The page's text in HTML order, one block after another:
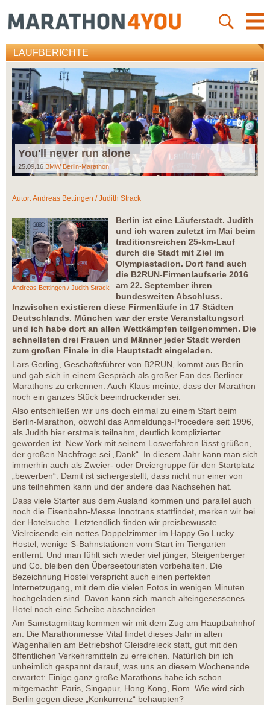
LAUFBERICHTE
You'll never run alone
25.09.16 BMW Berlin-Marathon
Autor:Andreas Bettingen / Judith Strack
Andreas Bettingen / Judith Strack
Berlin ist eine Läuferstadt. Judith
und ich waren zuletzt im Mai beim
traditionsreichen 25-km-Lauf
durch die Stadt mit Ziel im
Olympiastadion. Dort fand auch
die B2RUN-Firmenlaufserie 2016
am 22. September ihren
bundesweiten Abschluss.
Inzwischen existieren diese Firmenläufe in 17 Städten
Deutschlands. München war der erste Veranstaltungsort
und ich habe dort an allen Wettkämpfen teilgenommen. Die
schnellsten drei Frauen und Männer jeder Stadt werden
zum großen Finale in die Hauptstadt eingeladen.
Lars Gerling, Geschäftsführer von B2RUN, kommt aus Berlin
und gab sich in einem Gespräch als großer Fan des Berliner
Marathons zu erkennen. Auch Klaus meinte, dass der Marathon
noch ein ganzes Stück beeindruckender sei.
Also entschließen wir uns doch einmal zu einem Start beim
Berlin-Marathon, obwohl das Anmeldungs-Procedere seit 1996,
als Judith hier erstmals teilnahm, deutlich komplizierter
geworden ist. New York mit seinem Losverfahren lässt grüßen,
der großen Nachfrage sei „Dank“. In diesem Jahr kann man sich
immerhin auch als Zweier- oder Dreiergruppe für den Startplatz
„bewerben“. Damit ist sichergestellt, dass nicht nur einer von
uns teilnehmen kann und der andere das Nachsehen hat.
Dass viele Starter aus dem Ausland kommen und parallel auch
noch die Eisenbahn-Messe Innotrans stattfindet, merken wir bei
der Hotelsuche. Letztendlich finden wir preisbewusste
Vielreisende ein nettes Doppelzimmer im Happy Go Lucky
Hostel, wenige S-Bahnstationen vom Start im Tiergarten
entfernt. Und man fühlt sich wieder viel jünger, Steigenberger
und Co. bleiben den Überseetouristen vorbehalten. Die
Bezeichnung Hostel verspricht auch einen perfekten
Internetzugang, mit dem die vielen Fotos in wenigen Minuten
hochgeladen sind. Davon kann sich manch alteingesessenes
Hotel noch eine Scheibe abschneiden.
Am Samstagmittag kommen wir mit dem Zug am Hauptbahnhof
an. Die Marathonmesse Vital findet dieses Jahr in alten
Wagenhallen am Betriebshof Gleisdreieck statt, gut mit den
öffentlichen Verkehrsmitteln zu erreichen. Natürlich bin ich
unheimlich gespannt darauf, was uns an diesem Wochenende
erwartet: Einige ganz große Marathons habe ich schon
mitgemacht: Paris, Singapur, Hong Kong, Rom. Wie wird sich
Berlin gegen diese „Konkurrenz“ behaupten?